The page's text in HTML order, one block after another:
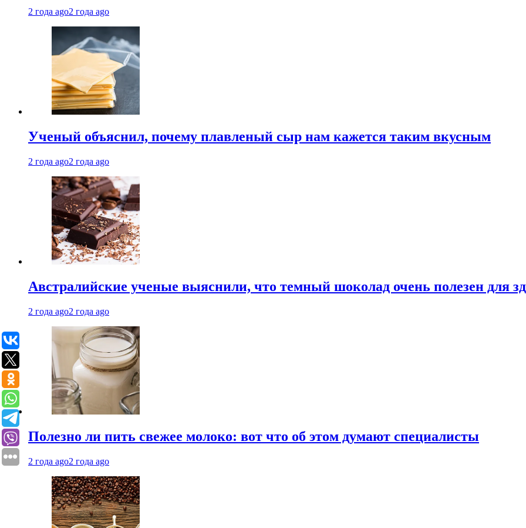
2 года ago2 года ago
Ученый объяснил, почему плавленый сыр нам кажется таким вкусным
2 года ago2 года ago
Австралийские ученые выяснили, что темный шоколад очень полезен для
2 года ago2 года ago
Полезно ли пить свежее молоко: вот что об этом думают специалисты
2 года ago2 года ago